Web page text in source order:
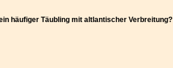
häufiger Täubling mit altlantischer Verbreitung?